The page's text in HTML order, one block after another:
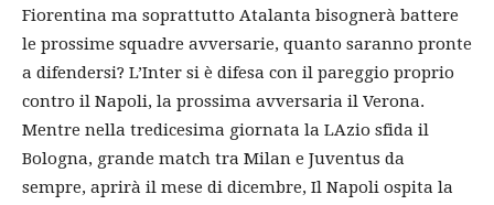
Fiorentina ma soprattutto Atalanta bisognerà battere
le prossime squadre avversarie, quanto saranno pronte
a difendersi? L’Inter si è difesa con il pareggio proprio
contro il Napoli, la prossima avversaria il Verona.
Mentre nella tredicesima giornata la LAzio sfida il
Bologna, grande match tra Milan e Juventus da
sempre, aprirà il mese di dicembre, Il Napoli ospita la